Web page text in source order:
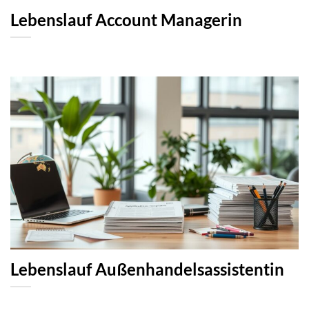
Lebenslauf Account Managerin
Lebenslauf Außenhandelsassistentin